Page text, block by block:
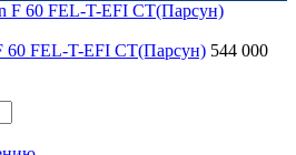
60 FEL-T-EFI CT(Парсун) 544 000